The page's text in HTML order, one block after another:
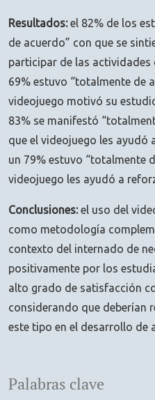
Palabras clave
Resultados:el 82% de los
de acuerdo” con que se
participar de las actividades
69% estuvo “totalmente de
videojuego motivó su
83% se manifestó
que el videojuego les ayudó
un 79% estuvo “totalmente
videojuego les ayudó a
Conclusiones:el uso del
como metodología
contexto del internado de
positivamente por los
alto grado de satisfacción
considerando que deberían
este tipo en el desarrollo de